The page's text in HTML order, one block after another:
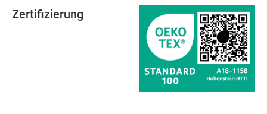
Zertifizierung